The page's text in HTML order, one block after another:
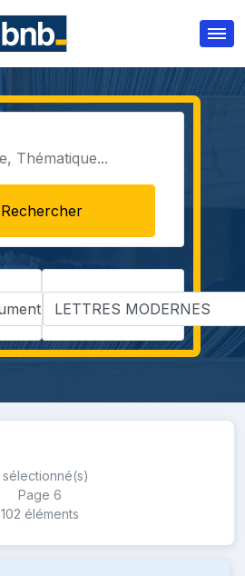
Rechercher
sélectionné(s)
Page 6
102 éléments